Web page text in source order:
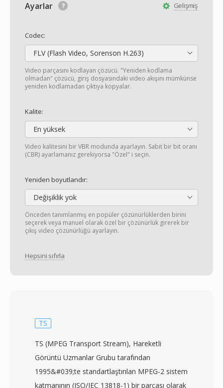
Gelişmiş
Ayarlar
Codec:
FLV (Flash Video, Sorenson H.263)
Video parçasını kodlayan çözücü. "Yeniden kodlama
olmadan" çözücü, giriş dosyasındaki video akışını mümkünse
yeniden kodlamadan çıktıya kopyalar.
Kalite:
En yüksek
Video kalitesini bir VBR modunda ayarlayın. Sabit bir bit oranı
(CBR) ayarlamanız gerekiyorsa "Özel" i seçin.
Yeniden boyutlandır:
Değişiklik yok
Önceden tanımlanmış en popüler çözünürlüklerden birini
seçerek veya manuel olarak özel bir çözünürlük girerek bir
çıkış video çözünürlüğü ayarlayın.
Hepsini sıfırla
TS
TS (MPEG Transport Stream), Hareketli
Görüntü Uzmanlar Grubu tarafından
1995&#039;te standartlaştırılan MPEG-2 sistem
katmanının (ISO/IEC 13818-1) bir parçası olarak